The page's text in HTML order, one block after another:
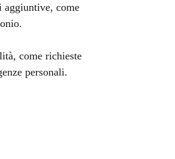
aggiuntive, come
come richieste
personali.